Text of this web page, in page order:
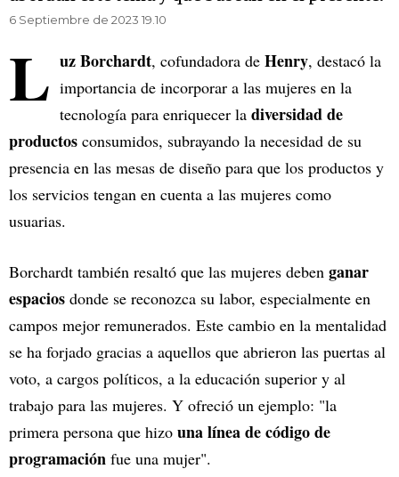
6 Septiembre de 2023 19.10
L uz Borchardt, cofundadora de Henry, destacó la
importancia de incorporar a las mujeres en la
tecnología para enriquecer la diversidad de
productos consumidos, subrayando la necesidad de su
presencia en las mesas de diseño para que los productos y
los servicios tengan en cuenta a las mujeres como
usuarias.
Borchardt también resaltó que las mujeres deben ganar
espacios donde se reconozca su labor, especialmente en
campos mejor remunerados. Este cambio en la mentalidad
se ha forjado gracias a aquellos que abrieron las puertas al
voto, a cargos políticos, a la educación superior y al
trabajo para las mujeres. Y ofreció un ejemplo: "la
primera persona que hizo una línea de código de
programación fue una mujer".